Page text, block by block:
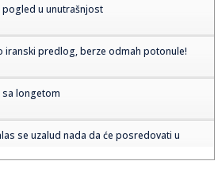
pogled u unutrašnjost
iranski predlog, berze odmah potonule!
sa longetom
se uzalud nada da će posredovati u